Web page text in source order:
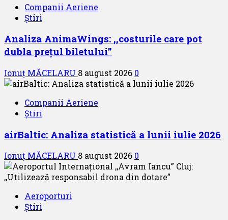
Companii Aeriene
Știri
Analiza AnimaWings: ,,costurile care pot
dubla prețul biletului”
Ionuț MĂCELARU 8 august 2026 0
Companii Aeriene
Știri
airBaltic: Analiza statistică a lunii iulie 2026
Ionuț MĂCELARU 8 august 2026 0
Aeroporturi
Știri